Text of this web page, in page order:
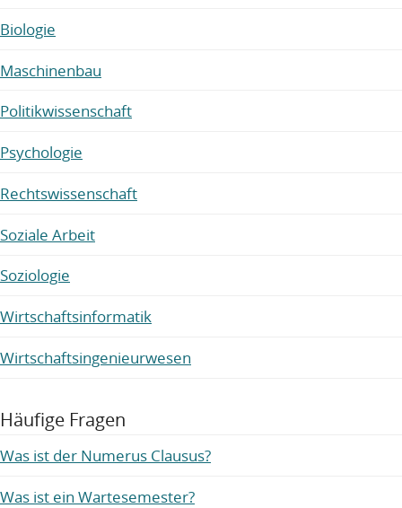
Biologie
Maschinenbau
Politikwissenschaft
Psychologie
Rechtswissenschaft
Soziale Arbeit
Soziologie
Wirtschaftsinformatik
Wirtschaftsingenieurwesen
Häufige Fragen
Was ist der Numerus Clausus?
Was ist ein Wartesemester?